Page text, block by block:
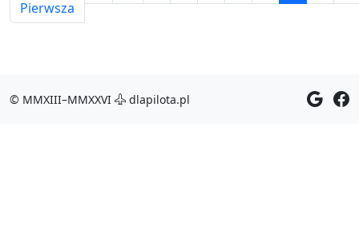
Pierwsza Pierwsza strona
© MMXIII–MMXXVI dlapilota.pl